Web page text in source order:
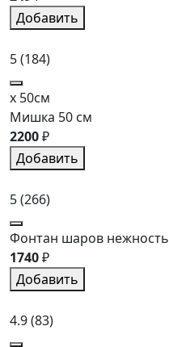
Добавить
5(184)
x 50см
Мишка 50 см
2200₽
Добавить
5(266)
Фонтан шаров нежность
1740₽
Добавить
4.9(83)